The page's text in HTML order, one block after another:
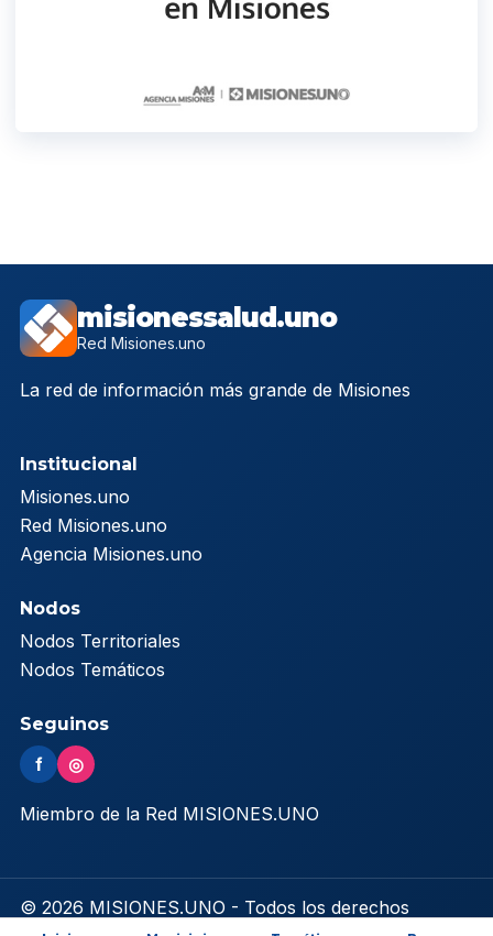
misionessalud.uno
Red Misiones.uno
La red de información más grande de Misiones
Institucional
Misiones.uno
Red Misiones.uno
Agencia Misiones.uno
Nodos
Nodos Territoriales
Nodos Temáticos
Seguinos
f ◎
Miembro de la Red MISIONES.UNO
© 2026 MISIONES.UNO - Todos los derechos
reservados